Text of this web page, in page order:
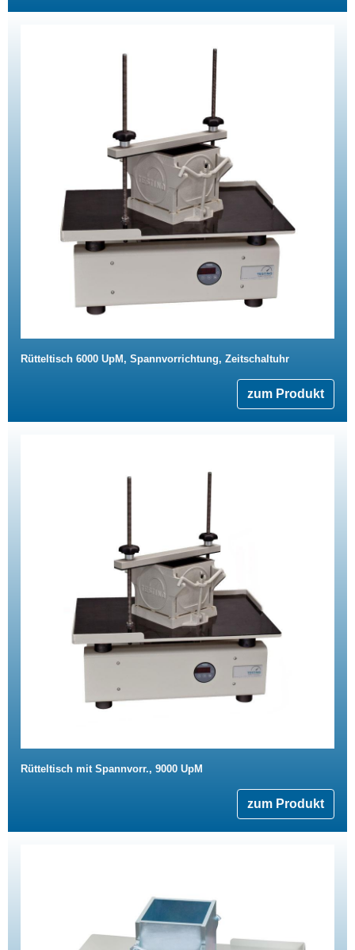
Rütteltisch 6000 UpM, Spannvorrichtung, Zeitschaltuhr
zum Produkt
Rütteltisch mit Spannvorr., 9000 UpM
zum Produkt